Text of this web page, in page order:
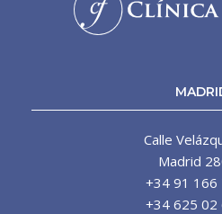
Calle
Madrid
+34 91 166
+34 625 02